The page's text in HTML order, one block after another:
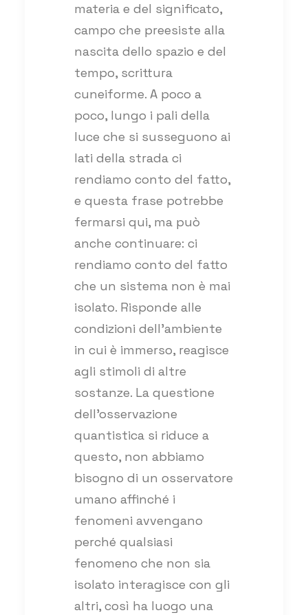
materia e del significato,
campo che preesiste alla
nascita dello spazio e del
tempo, scrittura
cuneiforme. A poco a
poco, lungo i pali della
luce che si susseguono ai
lati della strada ci
rendiamo conto del fatto,
e questa frase potrebbe
fermarsi qui, ma può
anche continuare: ci
rendiamo conto del fatto
che un sistema non è mai
isolato. Risponde alle
condizioni dell’ambiente
in cui è immerso, reagisce
agli stimoli di altre
sostanze. La questione
dell’osservazione
quantistica si riduce a
questo, non abbiamo
bisogno di un osservatore
umano affinché i
fenomeni avvengano
perché qualsiasi
fenomeno che non sia
isolato interagisce con gli
altri, così ha luogo una